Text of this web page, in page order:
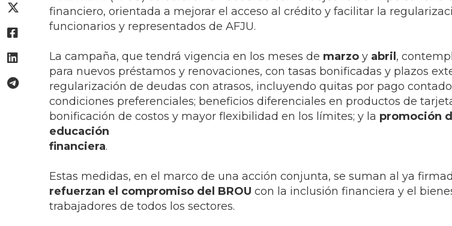
financiero, orientada a mejorar el acceso al crédito y facilitar la
funcionarios y representados de AFJU.
La campaña, que tendrá vigencia en los meses de marzo y abril,
para nuevos préstamos y renovaciones, con tasas bonificadas y plazos
regularización de deudas con atrasos, incluyendo quitas por pago
condiciones preferenciales; beneficios diferenciales en productos de
bonificación de costos y mayor flexibilidad en los límites; y la promoción
educación
financiera.
Estas medidas, en el marco de una acción conjunta, se suman al ya
refuerzan el compromiso del BROU con la inclusión financiera y el
trabajadores de todos los sectores.